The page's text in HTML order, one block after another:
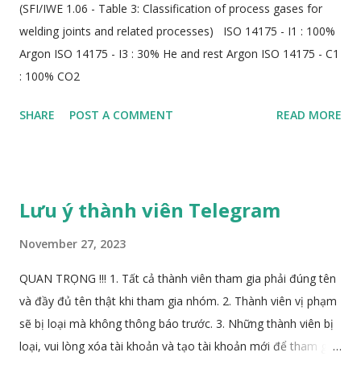
(SFI/IWE 1.06 - Table 3: Classification of process gases for
welding joints and related processes) ISO 14175 - I1 : 100%
Argon ISO 14175 - I3 : 30% He and rest Argon ISO 14175 - C1
: 100% CO2
SHARE POST A COMMENT READ MORE
Lưu ý thành viên Telegram
November 27, 2023
QUAN TRỌNG !!! 1. Tất cả thành viên tham gia phải đúng tên
và đầy đủ tên thật khi tham gia nhóm. 2. Thành viên vị phạm
sẽ bị loại mà không thông báo trước. 3. Những thành viên bị
loại, vui lòng xóa tài khoản và tạo tài khoản mới để tham gia